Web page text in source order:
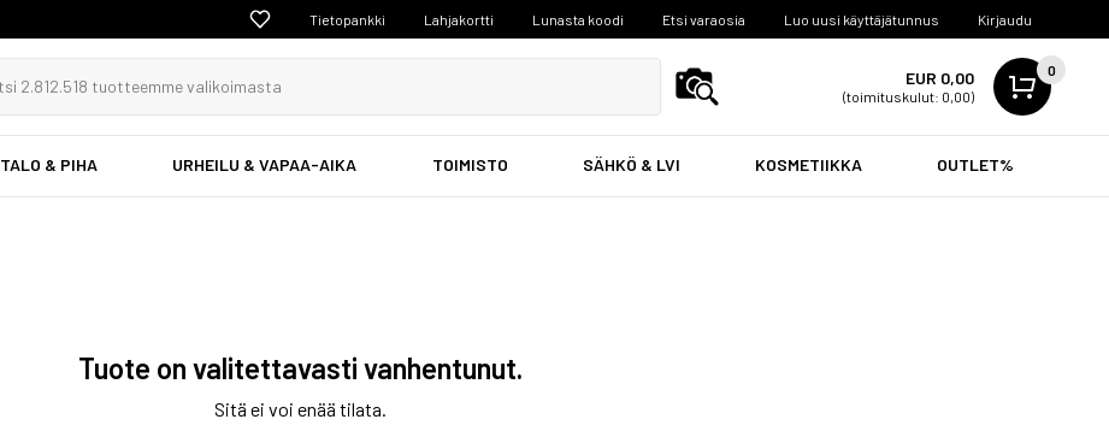
Tietopankki Lahjakortti Lunasta koodi Etsi varaosia Luo uusi käyttäjätunnus Kirjaudu
EUR 0,00
(toimituskulut: 0,00)
0
TALO & PIHA URHEILU & VAPAA-AIKA TOIMISTO SÄHKÖ & LVI KOSMETIIKKA OUTLET%
Tuote on valitettavasti vanhentunut.
Sitä ei voi enää tilata.